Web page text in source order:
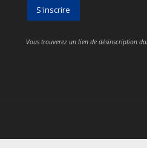
Vous trouverez un lien de désinscription